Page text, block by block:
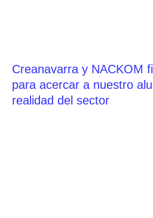
Creanavarra y NACKOM
para acercar a nuestro
realidad del sector